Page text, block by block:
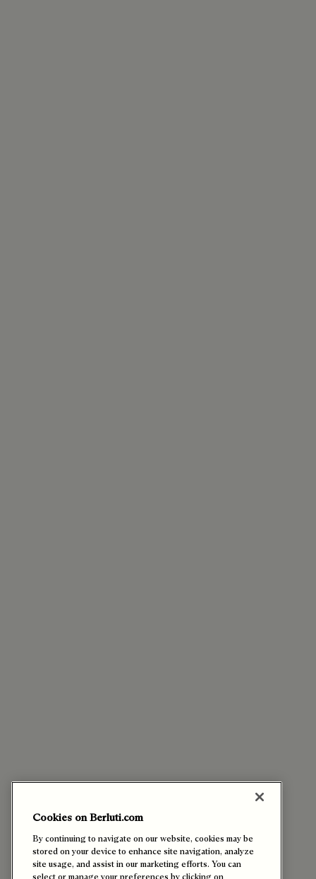
Cookies on Berluti.com
By continuing to navigate on our website, cookies may be
stored on your device to enhance site navigation, analyze
site usage, and assist in our marketing efforts. You can
select or manage your preferences by clicking on